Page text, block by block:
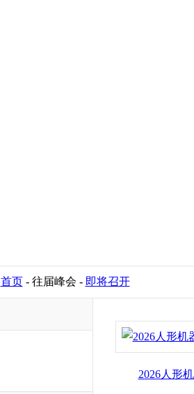
首页- 往届峰会 - 即将召开
2026人形